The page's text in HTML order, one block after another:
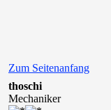
Zum Seitenanfang
thoschi
Mechaniker